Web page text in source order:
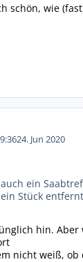
schön, wie
24. Jun 2020
ein
Stück
hin. Aber
nicht weiß, ob